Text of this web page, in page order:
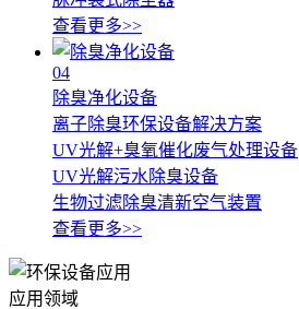
查看更多>>
04
除臭净化设备
离子除臭环保设备解决方案
UV光解+臭氧催化废气处理设备
UV光解污水除臭设备
生物过滤除臭清新空气装置
查看更多>>
应用领域